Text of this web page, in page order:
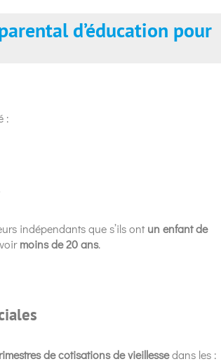
d’éducation pour
:
indépendants que s’ils ontun enfant de
moins de 20 ans.
de cotisations de vieillessedans les :